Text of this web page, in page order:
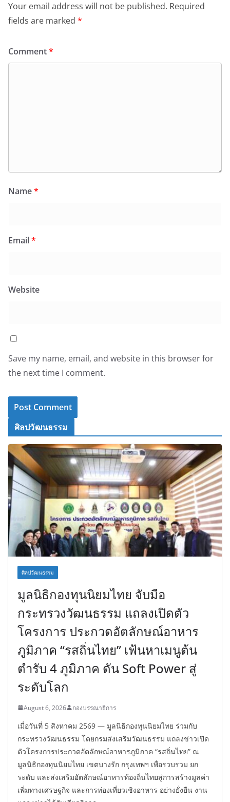
Your email address will not be published. Required
fields are marked *
Comment*
Name*
Email*
Website
Save my name, email, and website in this browser for
the next time I comment.
ศิลปวัฒนธรรม
ศิลปวัฒนธรรม
มูลนิธิกองทุนนิยมไทย จับมือ
กระทรวงวัฒนธรรม แถลงเปิดตัว
โครงการ ประกวดอัตลักษณ์อาหาร
ภูมิภาค “รสถิ่นไทย” เฟ้นหาเมนูต้น
ตำรับ 4 ภูมิภาค ดัน Soft Power สู่
ระดับโลก
August 6, 2026 กองบรรณาธิการ
เมื่อวันที่ 5 สิงหาคม 2569 — มูลนิธิกองทุนนิยมไทย ร่วมกับ
กระทรวงวัฒนธรรม โดยกรมส่งเสริมวัฒนธรรม แถลงข่าวเปิด
ตัวโครงการประกวดอัตลักษณ์อาหารภูมิภาค “รสถิ่นไทย” ณ
มูลนิธิกองทุนนิยมไทย เขตบางรัก กรุงเทพฯ เพื่อรวบรวม ยก
ระดับ และส่งเสริมอัตลักษณ์อาหารท้องถิ่นไทยสู่การสร้างมูลค่า
เพิ่มทางเศรษฐกิจ และการท่องเที่ยวเชิงอาหาร อย่างยั่งยืน งาน